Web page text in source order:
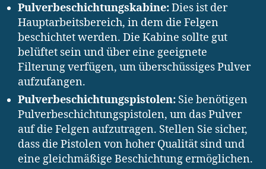
Pulverbeschichtungskabine:Dies ist der
Hauptarbeitsbereich, in dem die Felgen
beschichtet werden. Die Kabine sollte gut
belüftet sein und über eine geeignete
Filterung verfügen, um überschüssiges Pulver
aufzufangen.
Pulverbeschichtungspistolen: Sie benötigen
Pulverbeschichtungspistolen, um das Pulver
auf die Felgen aufzutragen. Stellen Sie sicher,
dass die Pistolen von hoher Qualität sind und
eine gleichmäßige Beschichtung ermöglichen.